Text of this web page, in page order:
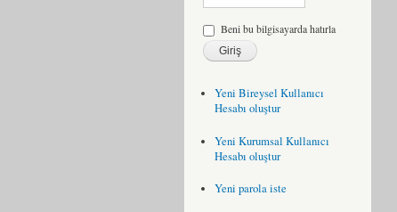
Beni bu bilgisayarda hatırla
Yeni Bireysel Kullanıcı
Hesabı oluştur
Yeni Kurumsal Kullanıcı
Hesabı oluştur
Yeni parola iste